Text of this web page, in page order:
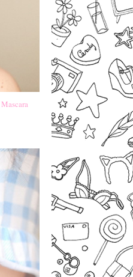
Mascara